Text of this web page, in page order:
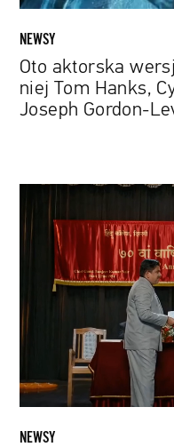
Erivo
oraz
Gordon-
Levitt
NEWSY
Oto aktorska
niej Tom Hanks,
Joseph Gordon-
Laal,
biegnij!
Gumpa”
NEWSY